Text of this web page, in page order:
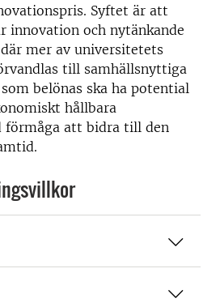
Syftet är att
innovation och nytänkande
mer av universitetets
till samhällsnyttiga
belönas ska ha potential
hållbara
förmåga att bidra till den